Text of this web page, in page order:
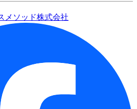
メソッド株式会社